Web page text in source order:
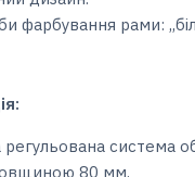
фарбування рами:
система
80 мм.